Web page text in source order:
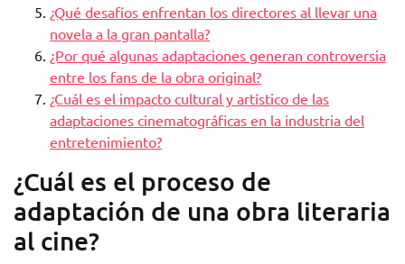
¿Qué desafíos enfrentan los directores al llevar una
novela a la gran pantalla?
¿Por qué algunas adaptaciones generan controversia
entre los fans de la obra original?
¿Cuál es el impacto cultural y artístico de las
adaptaciones cinematográficas en la industria del
entretenimiento?
¿Cuál es el proceso de
adaptación de una obra literaria
al cine?